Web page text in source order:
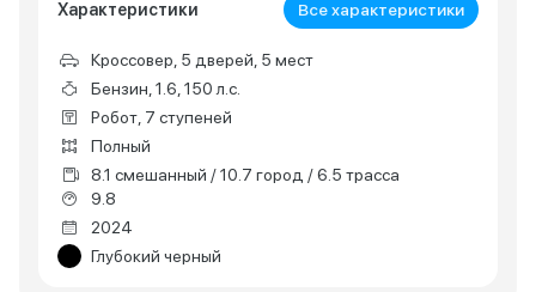
Характеристики Все характеристики
Кроссовер, 5 дверей, 5 мест
Бензин, 1.6, 150 л.с.
Робот, 7 ступеней
Полный
8.1 смешанный / 10.7 город / 6.5 трасса
9.8
2024
Глубокий черный